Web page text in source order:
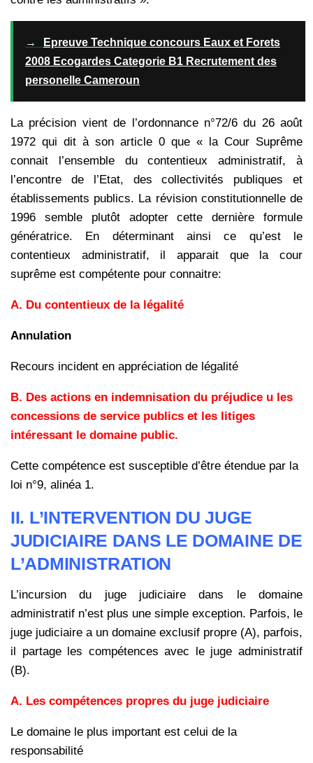
→
Epreuve Technique concours Eaux et Forets
2008 Ecogardes Categorie B1 Recrutement des
personelle Cameroun
La précision vient de l’ordonnance n°72/6 du 26 août
1972 qui dit à son article 0 que « la Cour Suprême
connait l’ensemble du contentieux administratif, à
l’encontre de l’Etat, des collectivités publiques et
établissements publics. La révision constitutionnelle de
1996 semble plutôt adopter cette dernière formule
génératrice. En déterminant ainsi ce qu’est le
contentieux administratif, il apparait que la cour
suprême est compétente pour connaitre:
A. Du contentieux de la légalité
Annulation
Recours incident en appréciation de légalité
B. Des actions en indemnisation du préjudice u les
concessions de service publics et les litiges
intéressant le domaine public.
Cette compétence est susceptible d’être étendue par la
loi n°9, alinéa 1.
II. L’INTERVENTION DU JUGE
JUDICIAIRE DANS LE DOMAINE DE
L’ADMINISTRATION
L’incursion du juge judiciaire dans le domaine
administratif n’est plus une simple exception. Parfois, le
juge judiciaire a un domaine exclusif propre (A), parfois,
il partage les compétences avec le juge administratif
(B).
A. Les compétences propres du juge judiciaire
Le domaine le plus important est celui de la
responsabilité